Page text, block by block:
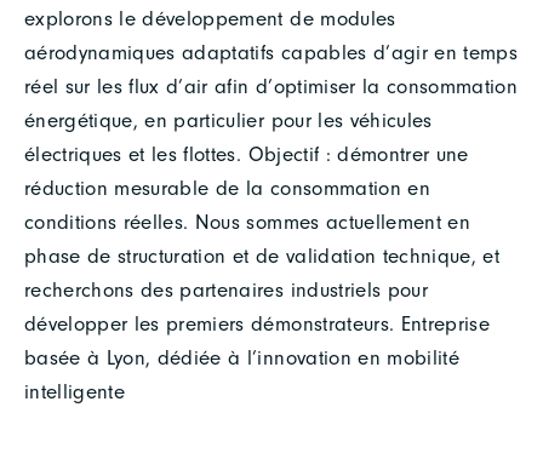
explorons le développement de modules
aérodynamiques adaptatifs capables d’agir en temps
réel sur les flux d’air afin d’optimiser la consommation
énergétique, en particulier pour les véhicules
électriques et les flottes. Objectif : démontrer une
réduction mesurable de la consommation en
conditions réelles. Nous sommes actuellement en
phase de structuration et de validation technique, et
recherchons des partenaires industriels pour
développer les premiers démonstrateurs. Entreprise
basée à Lyon, dédiée à l’innovation en mobilité
intelligente